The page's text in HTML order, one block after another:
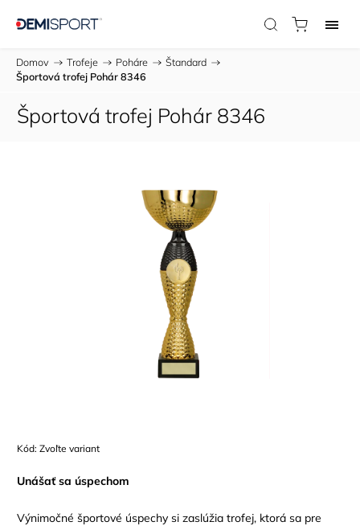
Domov / Trofeje / Poháre / Štandard /
Športová trofej Pohár 8346
Športová trofej Pohár 8346
Kód: Zvoľte variant
Unášať sa úspechom
Výnimočné športové úspechy si zaslúžia trofej, ktorá sa pre